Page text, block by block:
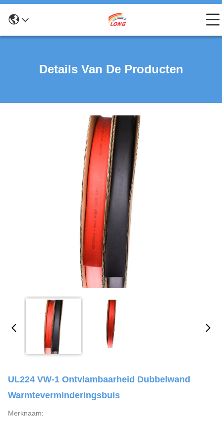
Details Van De Producten
UL224 VW-1 Ontvlambaarheid Dubbelwand
Warmteverminderingsbuis
Merknaam: